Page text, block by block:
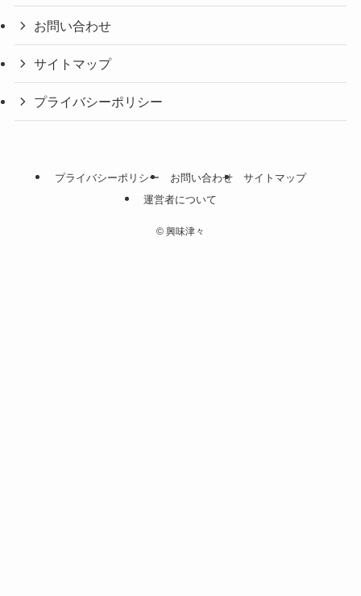
お問い合わせ
サイトマップ
プライバシーポリシー
プライバシーポリシー お問い合わせ
サイトマップ
運営者について
© 興味津々